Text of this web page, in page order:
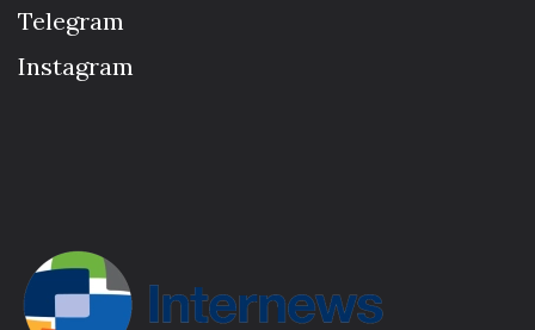
Telegram
Instagram